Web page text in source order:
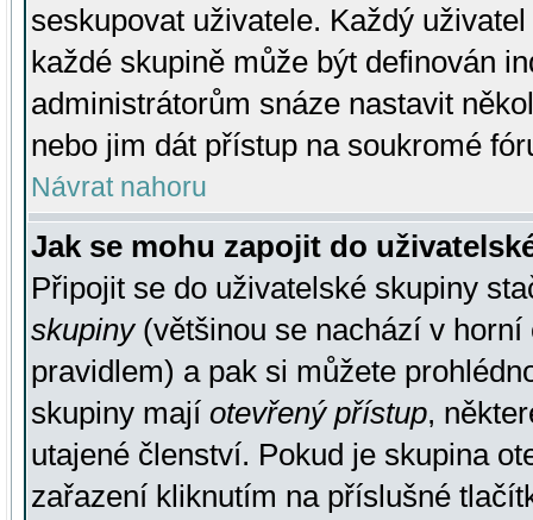
seskupovat uživatele. Každý
každé skupině může být definován
administrátorům snáze nastavit
nebo jim dát přístup na soukromé
Návrat nahoru
Jak se mohu zapojit do
Připojit se do uživatelské skupiny
skupiny(většinou se nachází v horní
pravidlem) a pak si můžete
skupiny mají otevřený přístup,
utajené členství. Pokud je skupina
zařazení kliknutím na příslušné